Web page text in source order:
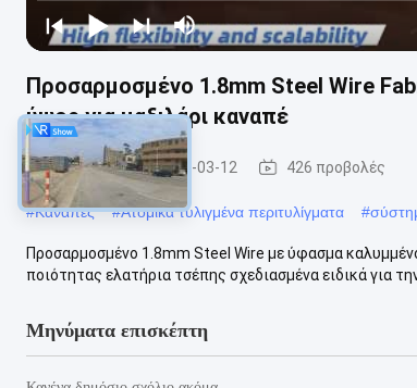
Προσαρμοσμένο 1.8mm Steel Wire
ύψος για μαξιλάρι καναπέ
Καναπές 2026-03-12 426 προβολές
#Καναπές #Ατομικά τυλιγμένα περιτυλίγματα #
Προσαρμοσμένο 1.8mm Steel Wire με ύφασμα
ποιότητας ελατήρια τσέπης σχεδιασμένα ειδικά για
Μηνύματα επισκέπτη